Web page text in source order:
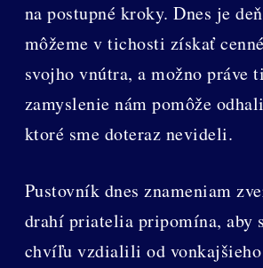
na postupné kroky. Dnes je
môžeme v tichosti získať
svojho vnútra, a možno práve
zamyslenie nám pomôže
ktoré sme doteraz nevideli.
Pustovník dnes znameniam
drahí priatelia pripomína, aby
chvíľu vzdialili od vonkajšieho